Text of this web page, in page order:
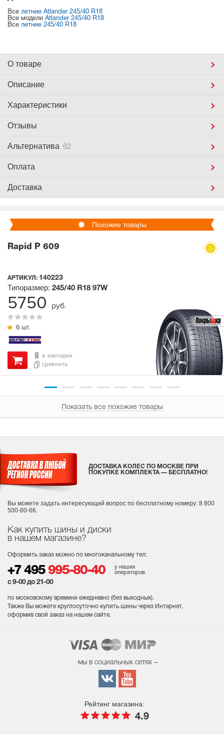
Все летние Atlander 245/40 R18
Все модели Atlander 245/40 R18
Все летние 245/40 R18
О товаре
Описание
Характеристики
Отзывы
Альтернатива 62
Оплата
Доставка
Похожие товары
Rapid P 609
АРТИКУЛ: 140223
6 шт.
Типоразмер: 245/40 R18 97W
в закладки
сравнить
5750 руб.
Показать все похожие товары
Как купить шины и диски
в нашем магазине?
Оформить заказ можно по многоканальному тел:
+7 495 995-80-40
у наших
операторов
с 9-00 до 21-00
по московскому времени ежедневно (без выходных).
Также Вы можете круглосуточно купить шины через Интернет,
оформив свой заказ на нашем сайте.
ДОСТАВКА КОЛЕС ПО МОСКВЕ ПРИ
ПОКУПКЕ КОМПЛЕКТА — БЕСПЛАТНО!
Вы можете задать интересующий вопрос по бесплатному номеру: 8 800
500-80-66.
мы в социальных сетях –
Рейтинг магазина:
4.9